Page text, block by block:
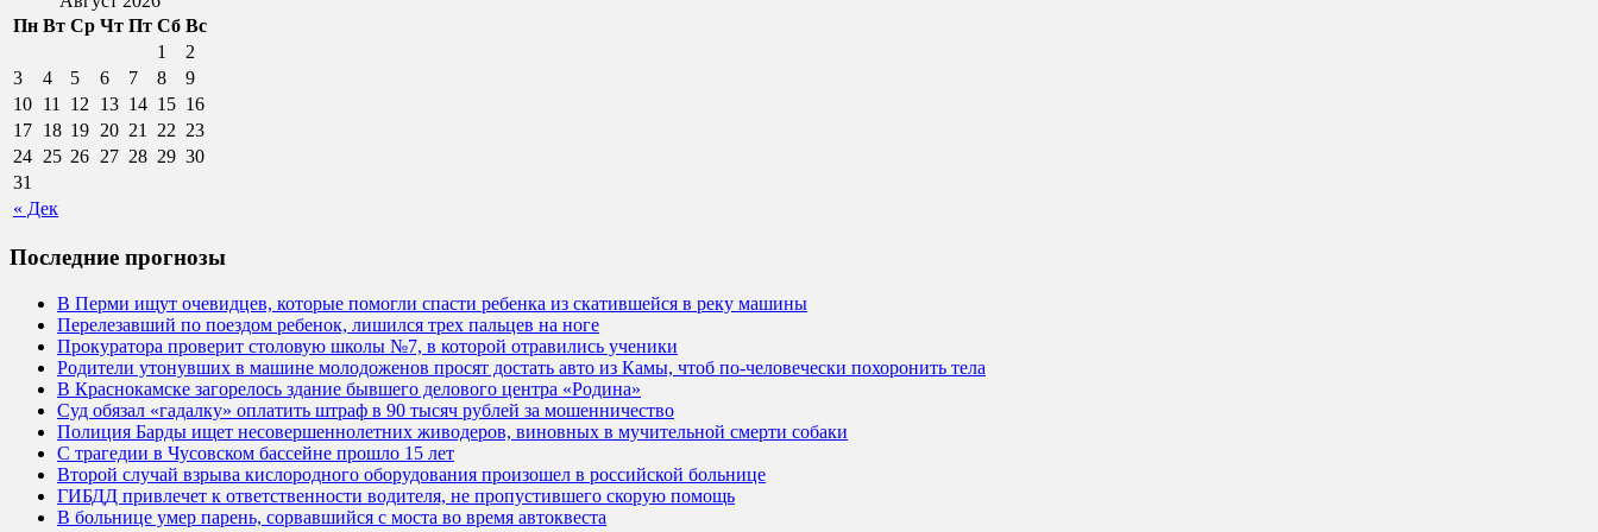
Пн Вт Ср Чт Пт Сб Вс
« Дек
1
2
3
4 5 6 7 8
9
10 11 12 13 14 15 16
17 18 19 20 21 22 23
24 25 26 27 28 29 30
31
Последние прогнозы
В Перми ищут очевидцев, которые помогли спасти ребенка из скатившейся в реку машины
Перелезавший по поездом ребенок, лишился трех пальцев на ноге
Прокуратора проверит столовую школы №7, в которой отравились ученики
Родители утонувших в машине молодоженов просят достать авто из Камы, чтоб по-человечески похоронить тела
В Краснокамске загорелось здание бывшего делового центра «Родина»
Суд обязал «гадалку» оплатить штраф в 90 тысяч рублей за мошенничество
Полиция Барды ищет несовершеннолетних живодеров, виновных в мучительной смерти собаки
С трагедии в Чусовском бассейне прошло 15 лет
Второй случай взрыва кислородного оборудования произошел в российской больнице
ГИБДД привлечет к ответственности водителя, не пропустившего скорую помощь
В больнице умер парень, сорвавшийся с моста во время автоквеста